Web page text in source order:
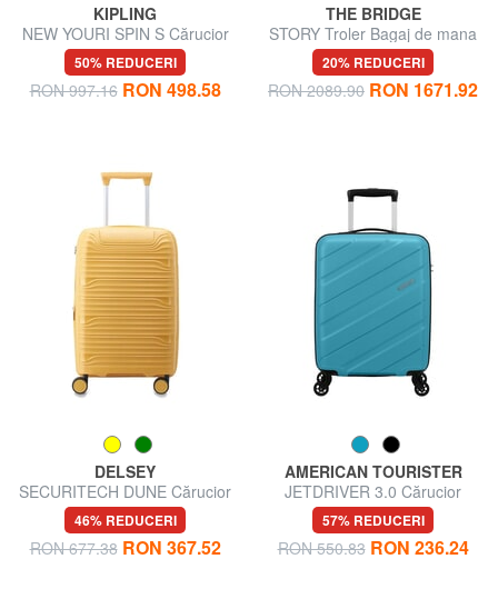
KIPLING
NEW YOURI SPIN S Cărucior
de dimensiuni mici
50% REDUCERI
RON 997.16 RON 498.58
THE BRIDGE
STORY Troler Bagaj de mana
20% REDUCERI
RON 2089.90 RON 1671.92
DELSEY
SECURITECH DUNE Cărucior
pentru bagaje de mână
extensibil
46% REDUCERI
RON 677.38 RON 367.52
AMERICAN TOURISTER
JETDRIVER 3.0 Cărucior
pentru bagaje de mână
57% REDUCERI
RON 550.83 RON 236.24